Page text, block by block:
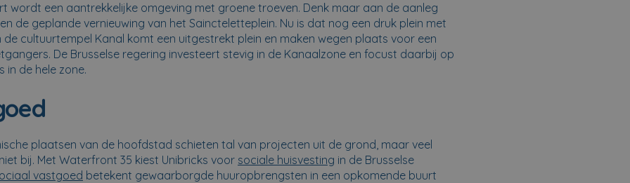
wordt een aantrekkelijke omgeving met groene troeven. Denk maar aan de aanleg
de geplande vernieuwing van het Saincteletteplein. Nu is dat nog een druk plein met
cultuurtempel Kanal komt een uitgestrekt plein en maken wegen plaats voor een
De Brusselse regering investeert stevig in de Kanaalzone en focust daarbij op
in de hele zone.
plaatsen van de hoofdstad schieten tal van projecten uit de grond, maar veel
bij. Met Waterfront 35 kiest Unibricks voor sociale huisvesting in de Brusselse
vastgoed betekent gewaarborgde huuropbrengsten in een opkomende buurt